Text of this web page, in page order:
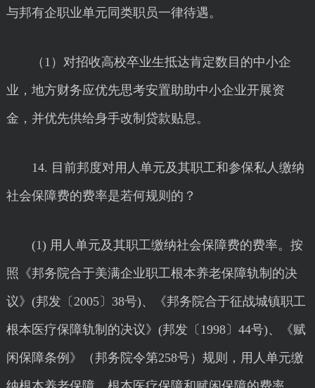
与邦有企职业单元同类职员一律待遇。
（1）对招收高校卒业生抵达肯定数目的中小企
业，地方财务应优先思考安置助助中小企业开展资
金，并优先供给身手改制贷款贴息。
14. 目前邦度对用人单元及其职工和参保私人缴纳
社会保障费的费率是若何规则的？
(1) 用人单元及其职工缴纳社会保障费的费率。按
照《邦务院合于美满企业职工根本养老保障轨制的决
议》(邦发〔2005〕38号)、《邦务院合于征战城镇职工
根本医疗保障轨制的决议》(邦发〔1998〕44号)、《赋
闲保障条例》（邦务院令第258号）规则，用人单元缴